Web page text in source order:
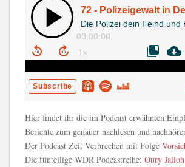
Hier findet ihr die im Podcast erwähnten
Berichte zum genauer nachlesen und
Der Podcast Zeit Verbrechen mit Folge
Die fünteilige WDR Podcastreihe: Oury Jalloh